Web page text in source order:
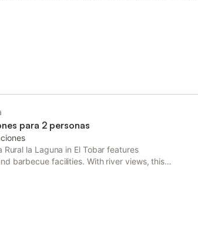
pool, a garden and free private parking.
para 2 personas
la Laguna in El Tobar features
barbecue facilities. With river views, this